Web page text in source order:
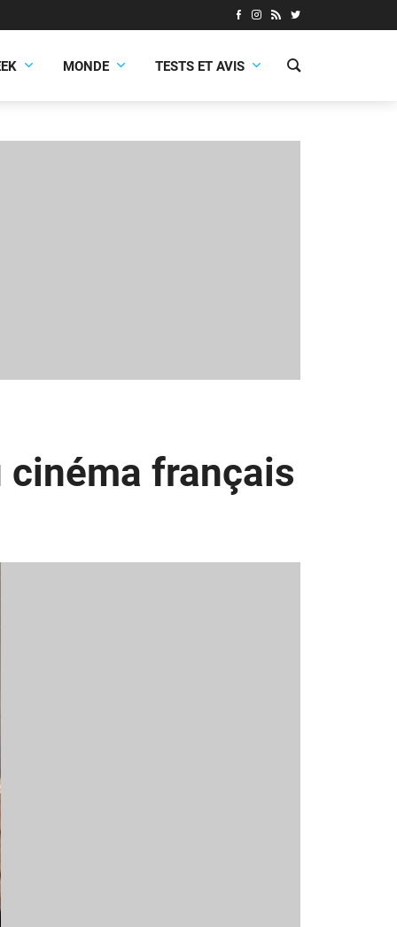
MONDE TESTS ET AVIS
français